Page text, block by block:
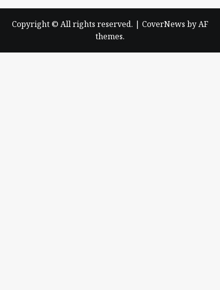
Copyright © All rights reserved. | CoverNews by AF
themes.